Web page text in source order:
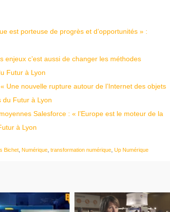
est porteuse de progrès et d’opportunités » :
enjeux c’est aussi de changer les méthodes
Futur à Lyon
Une nouvelle rupture autour de l’Internet des objets
du Futur à Lyon
Salesforce : « l’Europe est le moteur de la
à Lyon
Bichet Numérique transformation numérique Up Numérique